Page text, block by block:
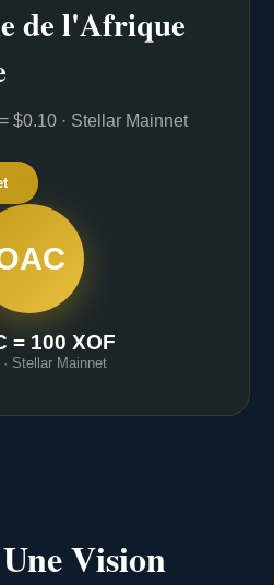
de l'Afrique
$0.10 · Stellar Mainnet
= 100 XOF
Stellar Mainnet
Vision